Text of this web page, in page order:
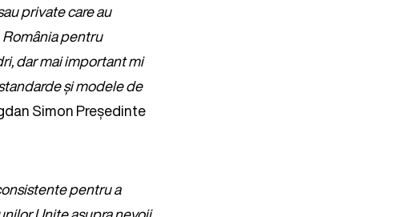
private care au
pentru
dar mai important mi
și modele de
Simon Președinte
pentru a